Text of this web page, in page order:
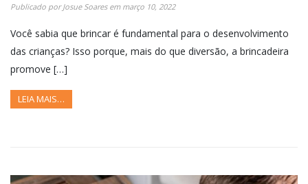
Publicado porJosue Soaresem março 10, 2022
Você sabia que brincar é fundamental para o desenvolvimento
das crianças? Isso porque, mais do que diversão, a brincadeira
promove […]
LEIA MAIS…